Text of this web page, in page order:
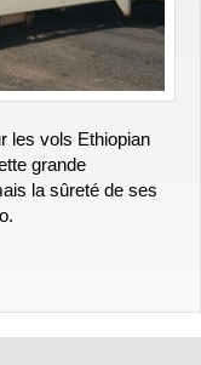
les vols Ethiopian
grande
la sûreté de ses